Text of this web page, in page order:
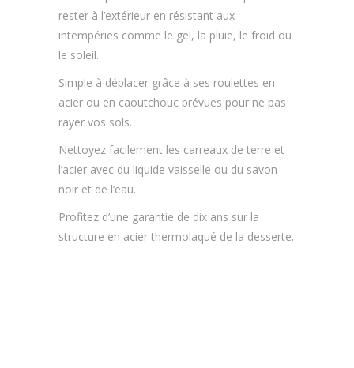
rester à l’extérieur en résistant aux
intempéries comme le gel, la pluie, le froid ou
le soleil.
Simple à déplacer grâce à ses roulettes en
acier ou en caoutchouc prévues pour ne pas
rayer vos sols.
Nettoyez facilement les carreaux de terre et
l’acier avec du liquide vaisselle ou du savon
noir et de l’eau.
Profitez d’une garantie de dix ans sur la
structure en acier thermolaqué de la desserte.